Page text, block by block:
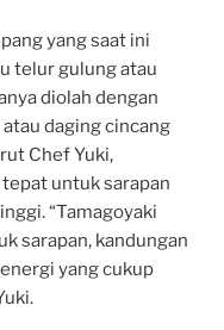
yang saat ini
telur gulung atau
diolah dengan
daging cincang
Chef Yuki,
untuk sarapan
“Tamagoyaki
sarapan, kandungan
yang cukup